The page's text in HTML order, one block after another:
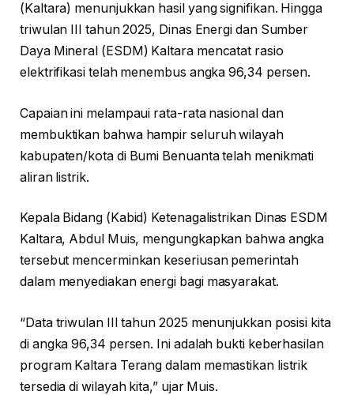
(Kaltara) menunjukkan hasil yang signifikan. Hingga
triwulan III tahun 2025, Dinas Energi dan Sumber
Daya Mineral (ESDM) Kaltara mencatat rasio
elektrifikasi telah menembus angka 96,34 persen.
Capaian ini melampaui rata-rata nasional dan
membuktikan bahwa hampir seluruh wilayah
kabupaten/kota di Bumi Benuanta telah menikmati
aliran listrik.
Kepala Bidang (Kabid) Ketenagalistrikan Dinas ESDM
Kaltara, Abdul Muis, mengungkapkan bahwa angka
tersebut mencerminkan keseriusan pemerintah
dalam menyediakan energi bagi masyarakat.
“Data triwulan III tahun 2025 menunjukkan posisi kita
di angka 96,34 persen. Ini adalah bukti keberhasilan
program Kaltara Terang dalam memastikan listrik
tersedia di wilayah kita,” ujar Muis.